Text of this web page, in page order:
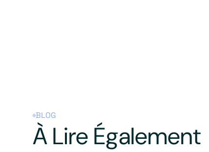
BLOG
À Lire Également